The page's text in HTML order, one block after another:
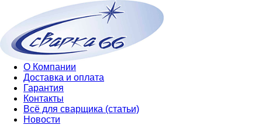
О Компании
Доставка и оплата
Гарантия
Контакты
Всё для сварщика (статьи)
Новости